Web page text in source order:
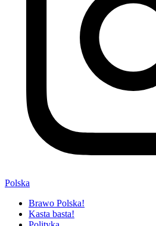
Polska
Brawo Polska!
Kasta basta!